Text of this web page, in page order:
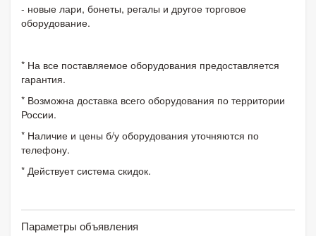
- новые лари, бонеты, регалы и другое торговое
оборудование.
* На все поставляемое оборудования предоставляется
гарантия.
* Возможна доставка всего оборудования по территории
России.
* Наличие и цены б/у оборудования уточняются по
телефону.
* Действует система скидок.
Параметры объявления